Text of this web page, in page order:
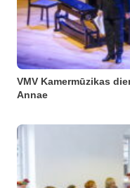
VMV Kamermūzikas
Annae